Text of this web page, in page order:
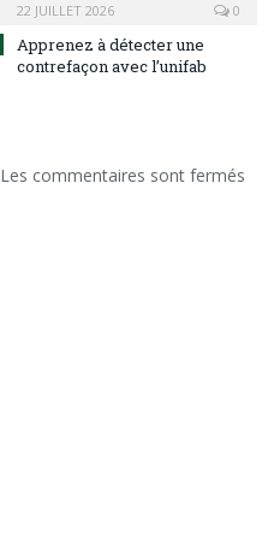
22 JUILLET 2026 0
Apprenez à détecter une
contrefaçon avec l’unifab
Les commentaires sont fermés